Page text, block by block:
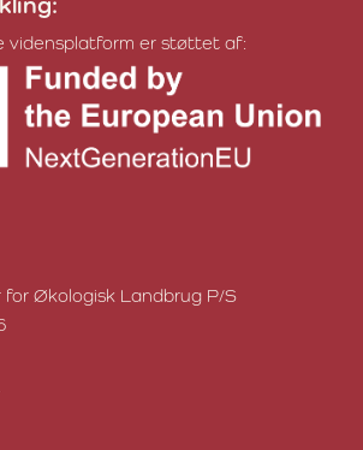
vidensplatform er støttet af:
Økologisk Landbrug P/S